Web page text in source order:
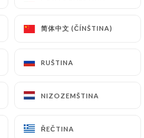
简体中文 (ČÍNŠTINA)
RUŠTINA
NIZOZEMŠTINA
ŘEČTINA
Café
Bonne Nouvelle
简体中文 (ČÍNŠTINA)
RUŠTINA
NIZOZEMŠTINA
ŘEČTINA